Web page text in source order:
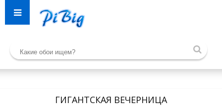
ГИГАНТСКАЯ ВЕЧЕРНИЦА